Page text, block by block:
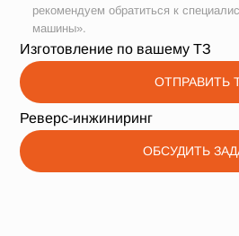
рекомендуем обратиться к
машины».
Изготовление по вашему ТЗ
ОТПРАВИТЬ
Реверс-инжиниринг
ОБСУДИТЬ